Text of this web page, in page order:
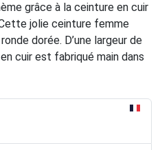
grâce à la ceinture en cuir
jolie ceinture femme
dorée. D’une largeur de
cuir est fabriqué main dans